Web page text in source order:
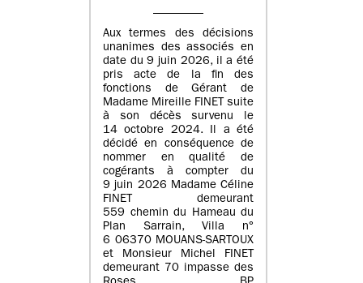
Aux termes des décisions
unanimes des associés en
date du 9 juin 2026, il a été
pris acte de la fin des
fonctions de Gérant de
Madame Mireille FINET suite
à son décès survenu le
14 octobre 2024. Il a été
décidé en conséquence de
nommer en qualité de
cogérants à compter du
9 juin 2026 Madame Céline
FINET demeurant
559 chemin du Hameau du
Plan Sarrain, Villa n°
6 06370 MOUANS-SARTOUX
et Monsieur Michel FINET
demeurant 70 impasse des